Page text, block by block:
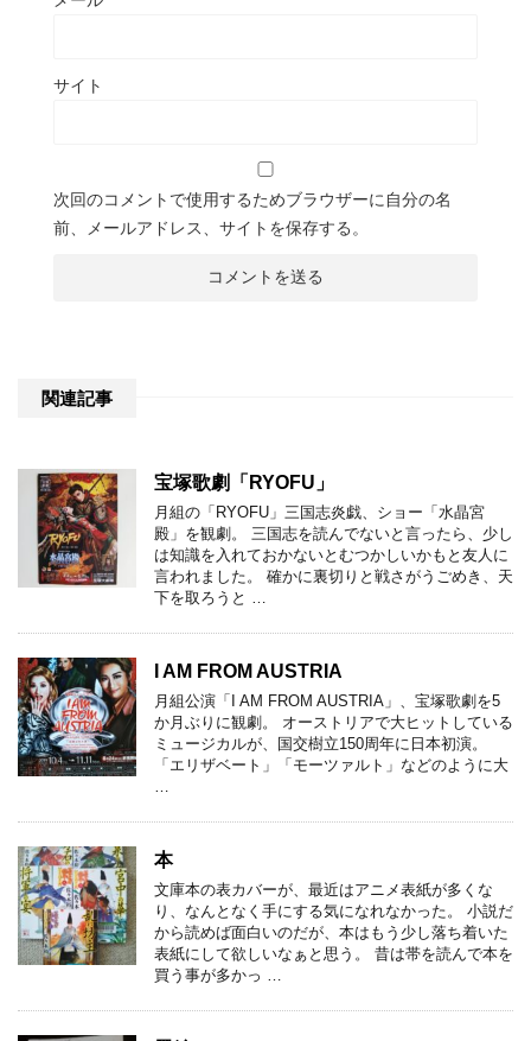
サイト
次回のコメントで使用するためブラウザーに自分の名
前、メールアドレス、サイトを保存する。
関連記事
宝塚歌劇「RYOFU」
月組の「RYOFU」三国志炎戯、ショー「水晶宮
殿」を観劇。 三国志を読んでないと言ったら、少し
は知識を入れておかないとむつかしいかもと友人に
言われました。 確かに裏切りと戦さがうごめき、天
下を取ろうと …
I AM FROM AUSTRIA
月組公演「I AM FROM AUSTRIA」、宝塚歌劇を5
か月ぶりに観劇。 オーストリアで大ヒットしている
ミュージカルが、国交樹立150周年に日本初演。
「エリザベート」「モーツァルト」などのように大
本
文庫本の表カバーが、最近はアニメ表紙が多くな
り、なんとなく手にする気になれなかった。 小説だ
から読めば面白いのだが、本はもう少し落ち着いた
表紙にして欲しいなぁと思う。 昔は帯を読んで本を
買う事が多かっ …